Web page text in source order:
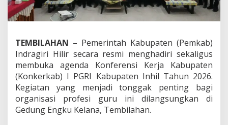
B
u
k
S
e
a
r
a
R
e
s
TEMBILAHAN – Pemerintah Kabupaten (Pemkab)
Indragiri Hilir secara resmi menghadiri sekaligus
membuka agenda Konferensi Kerja Kabupaten
(Konkerkab) I PGRI Kabupaten Inhil Tahun 2026.
Kegiatan yang menjadi tonggak penting bagi
organisasi profesi guru ini dilangsungkan di
Gedung Engku Kelana, Tembilahan.